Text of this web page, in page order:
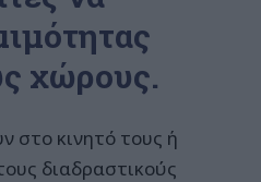
χώρους.
στο κινητό τους ή
διαδραστικούς